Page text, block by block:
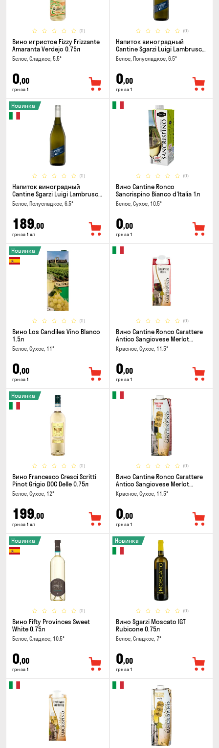
(0)
Вино игристое Fizzy Frizzante
Amaranta Verdejo 0.75л
Белое, Сладкое, 5.5°
0,00
грн за 1
(0)
Напиток виноградный
Cantine Sgarzi Luigi Lambrusco
IGT Emilia Bianca Frizziante
0.75л
Белое, Полусладкое, 6.5°
0,00
грн за 1
(0)
Новинка
Напиток виноградный
Cantine Sgarzi Luigi Lambrusco
IGT Emilia Bianca Frizziante
0.75л
Белое, Полусладкое, 6.5°
189,00
грн за 1 шт
(0)
Вино Cantine Ronco
Sancrispino Bianco d'Italia 1л
Белое, Сухое, 10.5°
0,00
грн за 1
(0)
Новинка
Вино Los Candiles Vino Blanco
1.5л
Белое, Сухое, 11°
0,00
грн за 1
(0)
Вино Cantine Ronco Carattere
Antico Sangiovese Merlot
Rubicone IGT 0.25л
Красное, Сухое, 11.5°
0,00
грн за 1
(0)
Новинка
Вино Francesco Cresci Scritti
Pinot Grigio DOC Delle 0.75л
Белое, Сухое, 12°
199,00
грн за 1 шт
(0)
Вино Cantine Ronco Carattere
Antico Sangiovese Merlot
Rubicone IGT 1л
Красное, Сухое, 11.5°
0,00
грн за 1
(0)
Новинка
Вино Fifty Provinces Sweet
White 0.75л
Белое, Сладкое, 10.5°
0,00
грн за 1
(0)
Новинка
Вино Sgarzi Moscato IGT
Rubicone 0.75л
Белое, Сладкое, 7°
0,00
грн за 1